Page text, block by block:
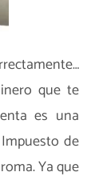
que te
es una
de
Ya que